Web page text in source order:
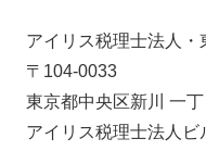
アイリス税理士法人
〒104-0033
東京都中央区新川 一
アイリス税理士法人